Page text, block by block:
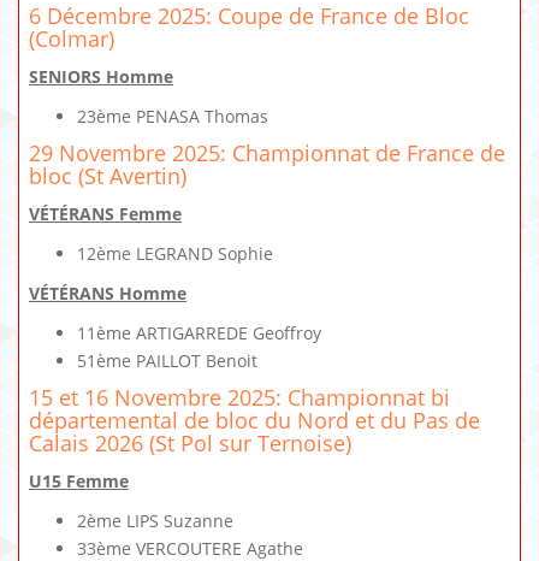
6 Décembre 2025: Coupe de France de Bloc
(Colmar)
SENIORS Homme
23ème PENASA Thomas
29 Novembre 2025: Championnat de France de
bloc (St Avertin)
VÉTÉRANS Femme
12ème LEGRAND Sophie
VÉTÉRANS Homme
11ème ARTIGARREDE Geoffroy
51ème PAILLOT Benoit
15 et 16 Novembre 2025: Championnat bi
départemental de bloc du Nord et du Pas de
Calais 2026 (St Pol sur Ternoise)
U15 Femme
2ème LIPS Suzanne
33ème VERCOUTERE Agathe